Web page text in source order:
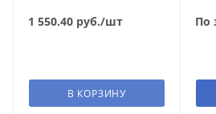
1 550.40 руб./шт
В КОРЗИНУ
По